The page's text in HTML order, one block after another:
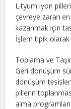
Lityum iyon
çevreye zararı
kazanmak için
İşlem tipik olarak
Toplama ve
Geri dönüşüm
dönüşüm
pillerin
alma